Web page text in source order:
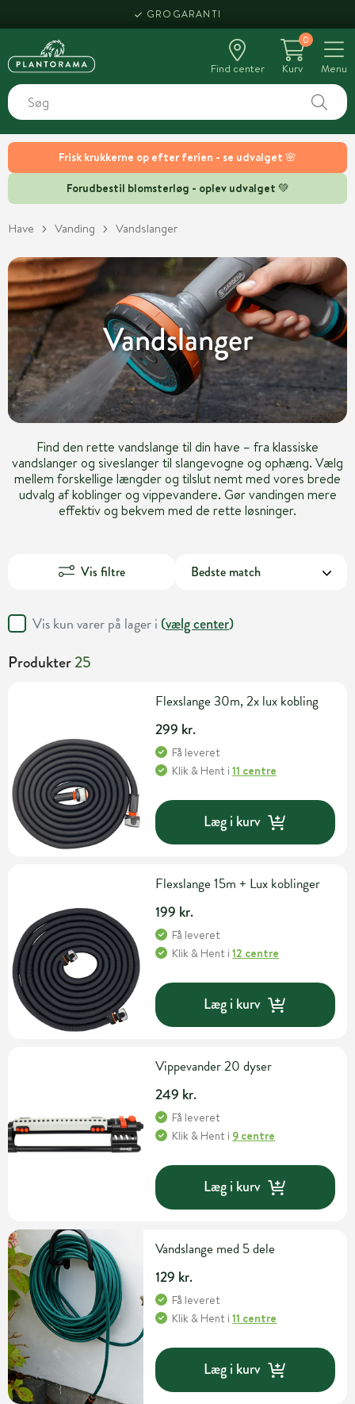
Frisk krukkerne op efter ferien - se udvalget 🌸
Forudbestil blomsterløg - oplev udvalget 💚
HENT SAMME DAG
Find center
0
Kurv
Menu
Have Vanding Vandslanger
Vandslanger
Find den rette vandslange til din have – fra klassiske
vandslanger og siveslanger til slangevogne og ophæng. Vælg
mellem forskellige længder og tilslut nemt med vores brede
udvalg af koblinger og vippevandere. Gør vandingen mere
effektiv og bekvem med de rette løsninger.
Vis filtre
Vis kun varer på lager i (vælg center)
Produkter25
Flexslange 30m, 2x lux kobling
299 kr.
Få leveret
Klik & Hent i11 centre
Læg i kurv
Flexslange 15m + Lux koblinger
199 kr.
Få leveret
Klik & Hent i12 centre
Læg i kurv
Vippevander 20 dyser
249 kr.
Få leveret
Klik & Hent i 9 centre
Læg i kurv
Vandslange med 5 dele
129 kr.
Få leveret
Klik & Hent i11 centre
Læg i kurv